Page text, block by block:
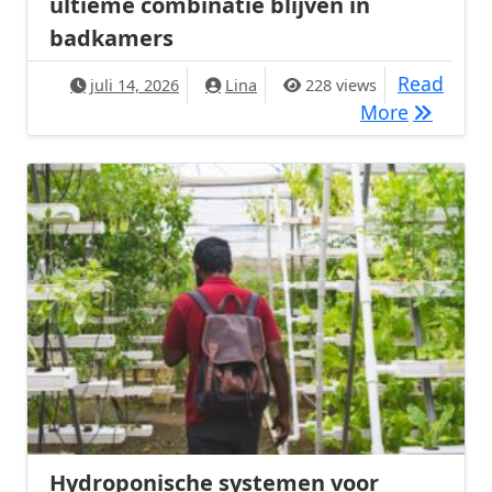
badkamers
juli 14, 2026 Lina 228 views
Read
More
Hydroponische systemen voor